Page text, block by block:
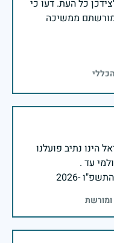
כל העת. דעו כי
ממשיכה
הינו נתיב פועלנו
-2026